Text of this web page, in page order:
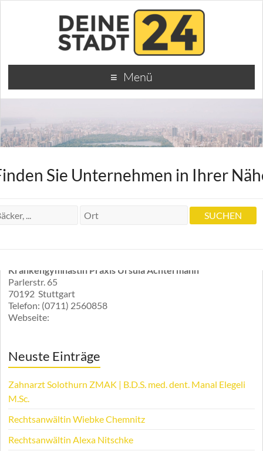
Menü
Achtermann
Sie Unternehmen in Ihrer
Krankengymnastin Praxis Ursula Achtermann
Parlerstr. 65
70192 Stuttgart
Telefon: (0711) 2560858
Webseite:
Neuste Einträge
Zahnarzt Solothurn ZMAK | B.D.S. med. dent. Manal Elegeli
M.Sc.
Rechtsanwältin Wiebke Chemnitz
Rechtsanwältin Alexa Nitschke